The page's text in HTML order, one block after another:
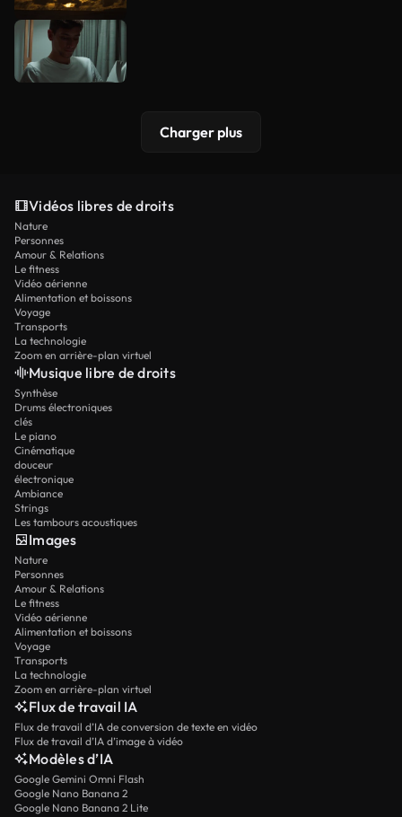
Charger plus
Vidéos libres de droits
Nature
Personnes
Amour & Relations
Le fitness
Vidéo aérienne
Alimentation et boissons
Voyage
Transports
La technologie
Zoom en arrière-plan virtuel
Musique libre de droits
Synthèse
Drums électroniques
clés
Le piano
Cinématique
douceur
électronique
Ambiance
Strings
Les tambours acoustiques
Images
Nature
Personnes
Amour & Relations
Le fitness
Vidéo aérienne
Alimentation et boissons
Voyage
Transports
La technologie
Zoom en arrière-plan virtuel
Flux de travail IA
Flux de travail d’IA de conversion de texte en vidéo
Flux de travail d’IA d’image à vidéo
Modèles d’IA
Google Gemini Omni Flash
Google Nano Banana 2
Google Nano Banana 2 Lite